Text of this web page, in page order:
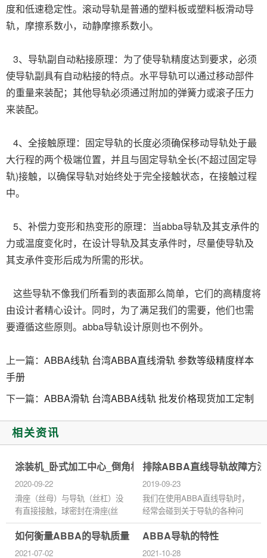
度和低速稳定性。滚动导轨是普通的塑料板或塑料板滑动导
轨，摩擦系数小，动静摩擦系数小。
3、导轨副自动粘接原理：为了使导轨精度达到要求，必须
使导轨副具有自动粘接的特点。水平导轨可以通过移动部件
的重量来装配；其他导轨必须通过附加的弹簧力或滚子压力
来装配。
4、全接触原理：固定导轨的长度必须确保移动导轨处于最
大行程的两个极端位置，并且与固定导轨全长(不超过固定导
轨)接触，以确保导轨对始终处于完全接触状态，在接触过程
中。
5、补偿力变形和热变形的原理：当abba导轨及其支承件的
力或温度变化时，在设计导轨及其支承件时，尽量使导轨及
其支承件变形后成为所需的形状。
这些导轨不像我们所看到的表面那么简单，它们的高精度将
由设计者精心设计。同时，为了满足我们的需要，他们也需
要遵循这些原则。abba导轨设计原则也不例外。
上一篇： ABBA线轨 台湾ABBA直线滑轨 参数等级精度样本
手册
下一篇： ABBA滑轨 台湾ABBA线轨 批发价格现货加工定制
相关资讯
涂装机_卧式加工中心_倒角机台湾ABBA滚珠丝杆
2020-09-22
滑座（丝母）与导轨（丝杠）没
有直接接触，球密封在滑座(丝
母)与导轨(丝杠)之间的沟槽中。
丝杆和导轨的工作时,球滚动滑
动阀座之间的槽(丝母)和导轨...
排除ABBA直线导轨故障方法
2019-09-23
我们在使用ABBA直线导轨时，
经常会碰到关于导轨的各种问
题，导致出现了问题，我们该如
何是好，学会简单的排除导轨故
障问题，那么接下来的事我们就
如何衡量ABBA的导轨质量
2021-07-02
ABBA导轨的特性
2021-10-28